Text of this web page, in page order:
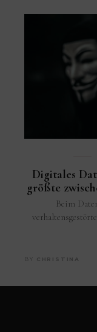
Digitales
größte
Beim
BY CHRISTINA